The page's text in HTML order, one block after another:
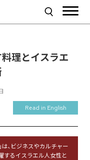
理とイスラエ
Read in English
は、ビジネスやカルチャー
するイスラエル人女性と